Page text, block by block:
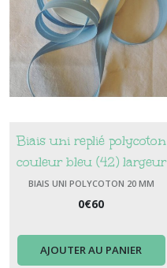
Biais uni replié polycoton
couleur bleu (42) largeur
20 mm
BIAIS UNI POLYCOTON 20 MM
0€60
AJOUTER AU PANIER